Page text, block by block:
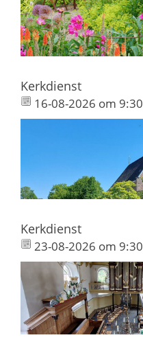
Kerkdienst
16-08-2026 om 9:30
Kerkdienst
23-08-2026 om 9:30